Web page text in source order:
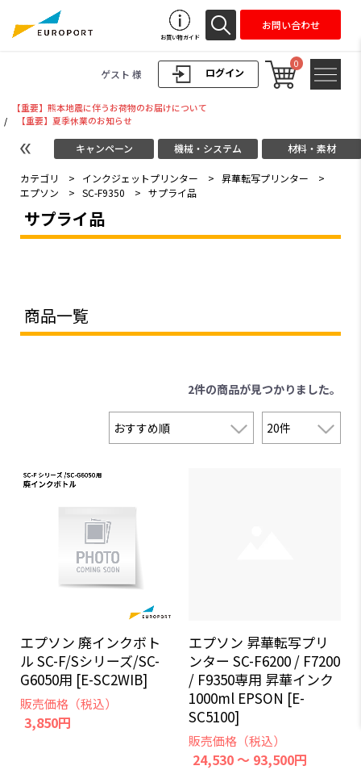
ログイン
ゲスト 様
0
お買い物ガイド
お問い合わせ
【重要】熊本地震に伴うお荷物のお届けについて
/
【重要】夏季休業のお知らせ
キャンペーン 機械・システム 材料・素材
カテゴリ > インクジェットプリンター > 昇華転写プリンター
>
エプソン
> SC-F9350 > サプライ品
サプライ品
商品一覧
2件の商品が見つかりました。
エプソン 廃インクボト
ル SC-F/Sシリーズ/SC-
G6050用 [E-SC2WIB]
販売価格（税込）
3,850円
エプソン 昇華転写プリ
ンター SC-F6200 / F7200
/ F9350専用 昇華インク
1000ml EPSON [E-
SC5100]
販売価格（税込）
24,530 ～ 93,500円